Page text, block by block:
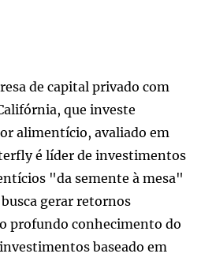
de capital privado com
que investe
alimentício, avaliado em
é líder de investimentos
"da semente à mesa"
gerar retornos
profundo conhecimento do
baseado em